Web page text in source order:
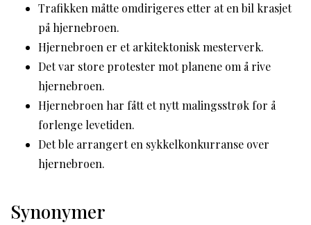
Trafikken måtte omdirigeres etter at en bil krasjet
på hjernebroen.
Hjernebroen er et arkitektonisk mesterverk.
Det var store protester mot planene om å rive
hjernebroen.
Hjernebroen har fått et nytt malingsstrøk for å
forlenge levetiden.
Det ble arrangert en sykkelkonkurranse over
hjernebroen.
Synonymer